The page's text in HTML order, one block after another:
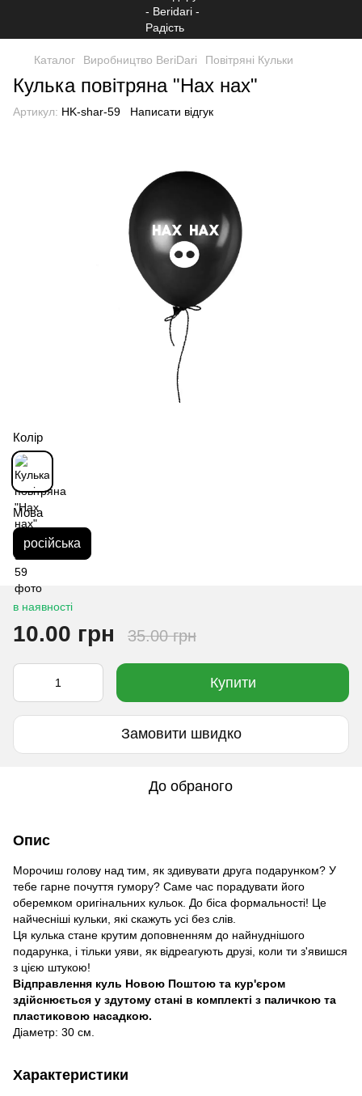
Каталог Виробництво BeriDari Повітряні Кульки
Кулька повітряна "Нах нах"
Артикул: HK-shar-59 Написати відгук
Колір
Мова
російська
в наявності
10.00 грн 35.00 грн
Купити
Замовити швидко
До обраного
Опис
Морочиш голову над тим, як здивувати друга подарунком? У
тебе гарне почуття гумору? Саме час порадувати його
оберемком оригінальних кульок. До біса формальності! Це
найчесніші кульки, які скажуть усі без слів.
Ця кулька стане крутим доповненням до найнуднішого
подарунка, і тільки уяви, як відреагують друзі, коли ти з'явишся
з цією штукою!
Відправлення куль Новою Поштою та кур'єром
здійснюється у здутому стані в комплекті з паличкою та
пластиковою насадкою.
Діаметр: 30 см.
Характеристики